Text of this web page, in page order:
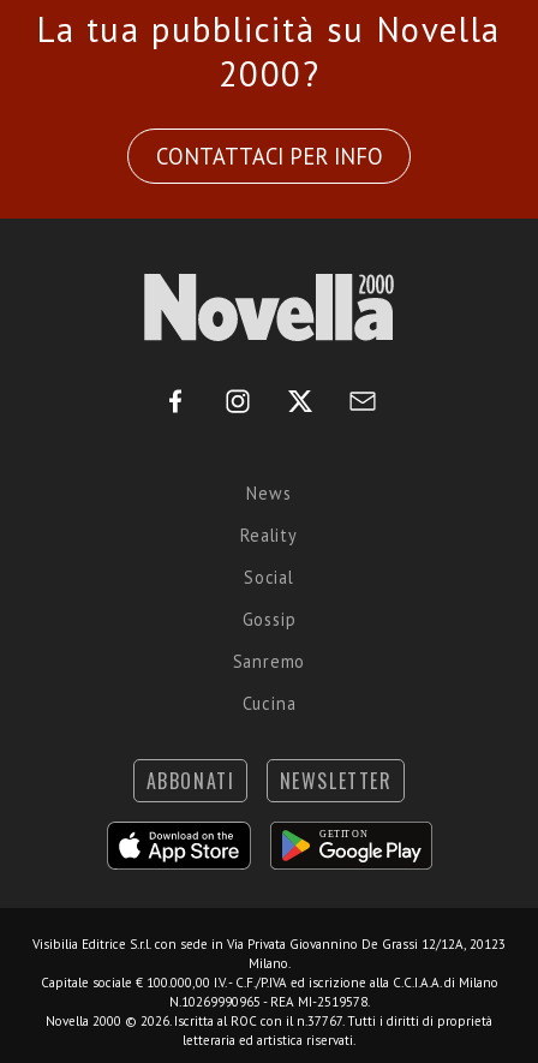
La tua pubblicità su Novella
2000?
CONTATTACI PER INFO
News
Reality
Social
Gossip
Sanremo
Cucina
ABBONATI NEWSLETTER
Visibilia Editrice S.r.l. con sede in Via Privata Giovannino De Grassi 12/12A, 20123
Milano.
Capitale sociale € 100.000,00 I.V. - C.F./P.IVA ed iscrizione alla C.C.I.A.A. di Milano
N.10269990965 - REA MI-2519578.
Novella 2000 © 2026. Iscritta al ROC con il n.37767. Tutti i diritti di proprietà
letteraria ed artistica riservati.